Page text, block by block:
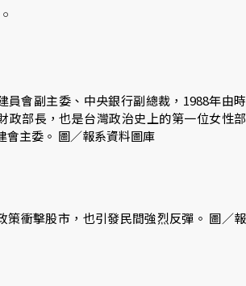
員會副主委、中央銀行副總裁，1988年由時
政部長，也是台灣政治史上的第一位女性部
會主委。 圖／報系資料圖庫
策衝擊股市，也引發民間強烈反彈。 圖／報